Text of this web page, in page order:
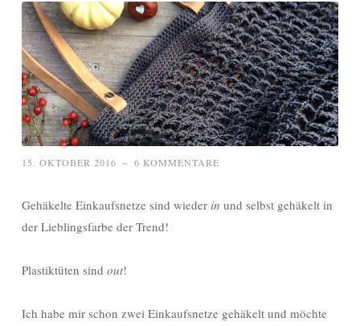
15. OKTOBER 2016 ~ 6 KOMMENTARE
Gehäkelte Einkaufsnetze sind wieder in und selbst gehäkelt in
der Lieblingsfarbe der Trend!
Plastiktüten sind out!
Ich habe mir schon zwei Einkaufsnetze gehäkelt und möchte